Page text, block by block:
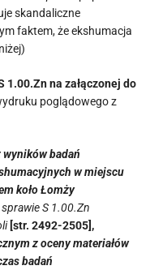
skandaliczne
faktem, że ekshumacja
1.00.Zn na załączonej do
poglądowego z
badań
w miejscu
koło Łomży
S 1.00.Zn
[str. 2492-2505],
z oceny materiałów
badań